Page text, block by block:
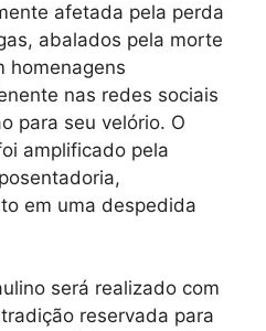
afetada pela perda
abalados pela morte
homenagens
nas redes sociais
para seu velório. O
amplificado pela
em uma despedida
será realizado com
reservada para